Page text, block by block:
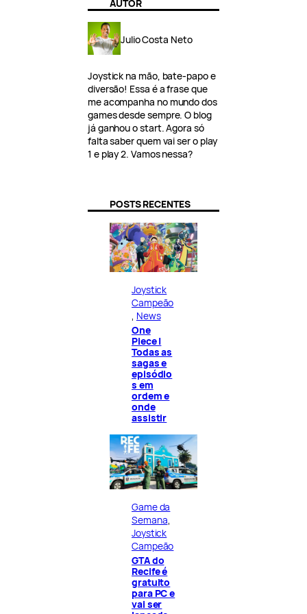
AUTOR
Julio Costa Neto
Joystick na mão, bate-papo e
diversão! Essa é a frase que
me acompanha no mundo dos
games desde sempre. O blog
já ganhou o start. Agora só
falta saber quem vai ser o play
1 e play 2. Vamos nessa?
POSTS RECENTES
Joystick
Campeão
News
One
Piece |
Todas as
sagas e
episódio
s em
ordem e
onde
assistir
Game da
Semana
Joystick
Campeão
GTA do
Recife é
gratuito
para PC e
vai ser